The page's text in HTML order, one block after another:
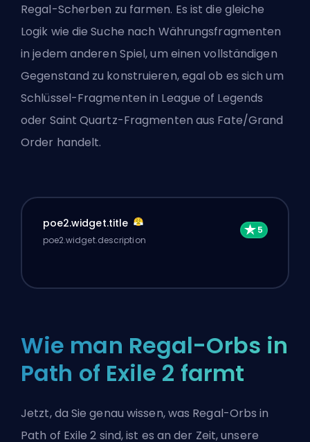
Regal-Scherben zu farmen. Es ist die gleiche
Logik wie die Suche nach Währungsfragmenten
in jedem anderen Spiel, um einen vollständigen
Gegenstand zu konstruieren, egal ob es sich um
Schlüssel-Fragmenten in League of Legends
oder Saint Quartz-Fragmenten aus Fate/Grand
Order handelt.
poe2.widget.title
poe2.widget.description
Wie man Regal-Orbs in
Path of Exile 2 farmt
Jetzt, da Sie genau wissen, was Regal-Orbs in
Path of Exile 2 sind, ist es an der Zeit, unsere